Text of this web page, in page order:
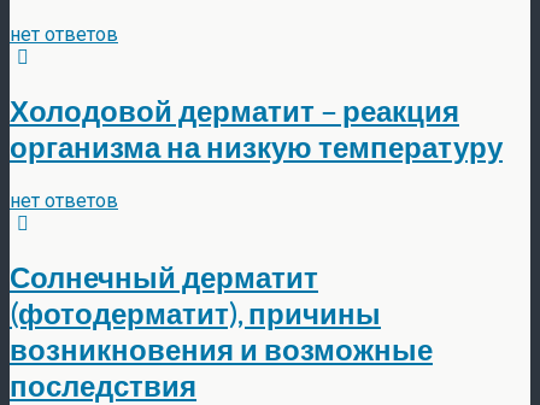
нет ответов
Холодовой дерматит – реакция
организма на низкую температуру
нет ответов
Солнечный дерматит
(фотодерматит), причины
возникновения и возможные
последствия